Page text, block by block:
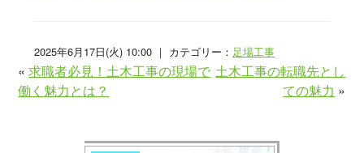
2025年6月17日(火) 10:00 ｜ カテゴリー： 足場工事
«求職者必見！土木工事の現場で
働く魅力とは？
土木工事の転職先とし
ての魅力 »